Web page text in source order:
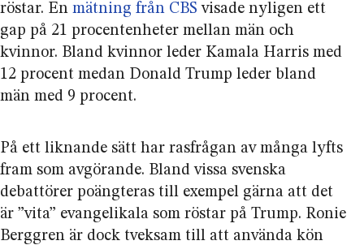
röstar. En mätning från CBS visade nyligen ett
gap på 21 procent­enheter mellan män och
kvinnor. Bland kvinnor leder Kamala Harris med
12 procent medan Donald Trump leder bland
män med 9 procent.
På ett liknande sätt har rasfrågan av många lyfts
fram som avgörande. Bland vissa svenska
debattörer poängteras till exempel gärna att det
är ”vita” evangelikala som röstar på Trump. Ronie
Berggren är dock tveksam till att använda kön